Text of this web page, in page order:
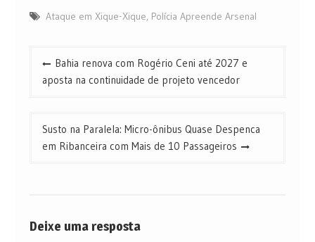
Ataque em Xique-Xique, Polícia Apreende Arsenal
Navegação
de
Bahia renova com Rogério Ceni até 2027 e
aposta na continuidade de projeto vencedor
Susto na Paralela: Micro-ônibus Quase Despenca
em Ribanceira com Mais de 10 Passageiros
Deixe uma resposta